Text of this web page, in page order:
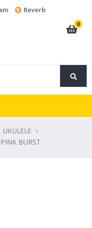
Reverb
0
UKULELE
BURST